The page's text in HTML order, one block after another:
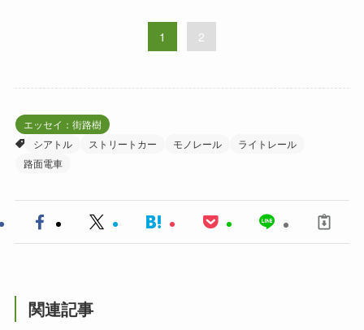
1 2
エッセイ：街路樹
シアトル
ストリートカー モノレール
ライトレール
路面電車
関連記事